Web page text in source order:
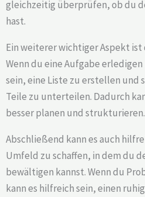
gleichzeitig überprüfen, ob du
hast.
Ein weiterer wichtiger Aspekt ist
Wenn du eine Aufgabe
sein, eine Liste zu erstellen und
Teile zu unterteilen. Dadurch
besser planen und strukturieren.
Abschließend kann es auch
Umfeld zu schaffen, in dem du
bewältigen kannst. Wenn du
kann es hilfreich sein, einen